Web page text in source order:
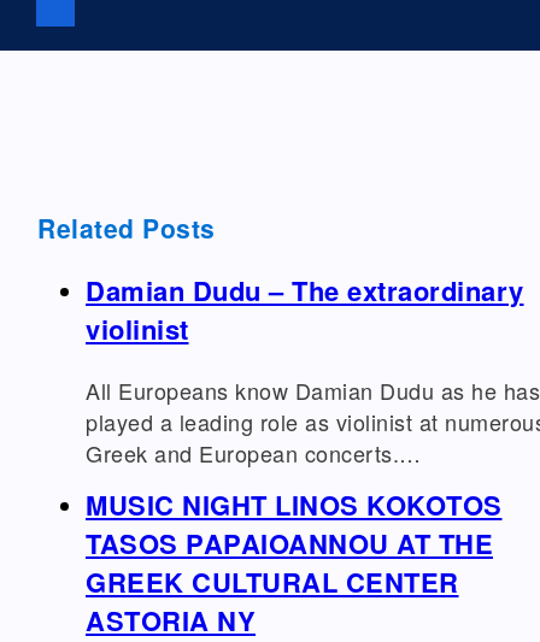
Related Posts
Damian Dudu – The extraordinary
violinist
All Europeans know Damian Dudu as he has
played a leading role as violinist at
Greek and European concerts.…
MUSIC NIGHT LINOS KOKOTOS
TASOS PAPAIOANNOU AT THE
GREEK CULTURAL CENTER
ASTORIA NY